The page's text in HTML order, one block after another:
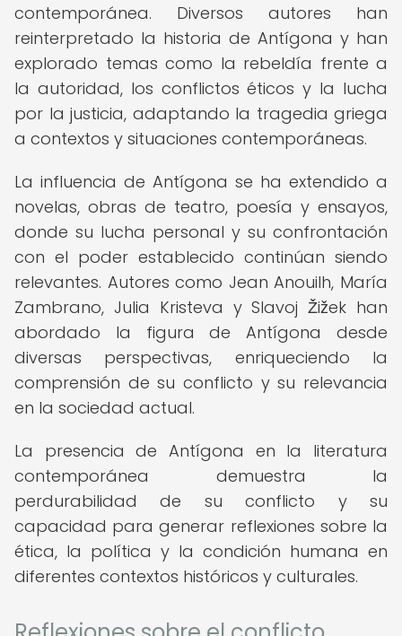
contemporánea. Diversos autores han
reinterpretado la historia de Antígona y han
explorado temas como la rebeldía frente a
la autoridad, los conflictos éticos y la lucha
por la justicia, adaptando la tragedia griega
a contextos y situaciones contemporáneas.
La influencia de Antígona se ha extendido a
novelas, obras de teatro, poesía y ensayos,
donde su lucha personal y su confrontación
con el poder establecido continúan siendo
relevantes. Autores como Jean Anouilh, María
Zambrano, Julia Kristeva y Slavoj Žižek han
abordado la figura de Antígona desde
diversas perspectivas, enriqueciendo la
comprensión de su conflicto y su relevancia
en la sociedad actual.
La presencia de Antígona en la literatura
contemporánea demuestra la
perdurabilidad de su conflicto y su
capacidad para generar reflexiones sobre la
ética, la política y la condición humana en
diferentes contextos históricos y culturales.